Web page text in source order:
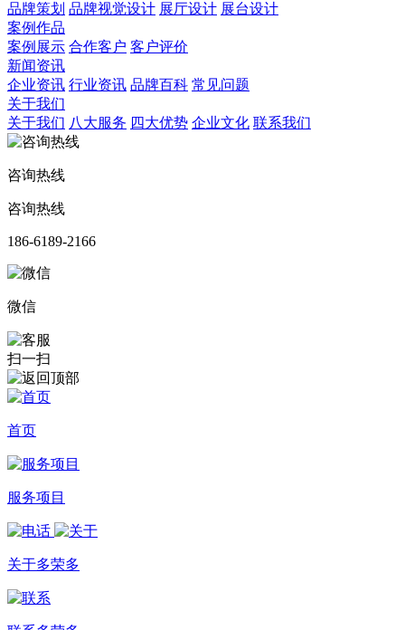
品牌策划 品牌视觉设计 展厅设计 展台设计
案例作品
案例展示 合作客户 客户评价
新闻资讯
企业资讯 行业资讯 品牌百科 常见问题
关于我们
关于我们 八大服务 四大优势 企业文化 联系我们
咨询热线
咨询热线
186-6189-2166
微信
扫一扫
首页
服务项目
关于多荣多